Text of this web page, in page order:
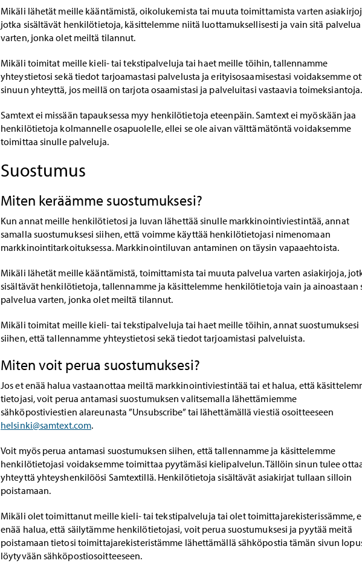
Mikäli lähetät meille kääntämistä, oikolukemista tai muuta toimittamista varten
jotka sisältävät henkilötietoja, käsittelemme niitä luottamuksellisesti ja vain sitä palvelua
varten, jonka olet meiltä tilannut.
Mikäli toimitat meille kieli- tai tekstipalveluja tai haet meille töihin, tallennamme
yhteystietosi sekä tiedot tarjoamastasi palvelusta ja erityisosaamisestasi voidaksemme
sinuun yhteyttä, jos meillä on tarjota osaamistasi ja palveluitasi vastaavia toimeksiantoja.
Samtext ei missään tapauksessa myy henkilötietoja eteenpäin. Samtext ei myöskään jaa
henkilötietoja kolmannelle osapuolelle, ellei se ole aivan välttämätöntä voidaksemme
toimittaa sinulle palveluja.
Suostumus
Miten keräämme suostumuksesi?
Kun annat meille henkilötietosi ja luvan lähettää sinulle markkinointiviestintää, annat
samalla suostumuksesi siihen, että voimme käyttää henkilötietojasi nimenomaan
markkinointitarkoituksessa. Markkinointiluvan antaminen on täysin vapaaehtoista.
Mikäli lähetät meille kääntämistä, toimittamista tai muuta palvelua varten asiakirjoja,
sisältävät henkilötietoja, tallennamme ja käsittelemme henkilötietoja vain ja ainoastaan
palvelua varten, jonka olet meiltä tilannut.
Mikäli toimitat meille kieli- tai tekstipalveluja tai haet meille töihin, annat suostumuksesi
siihen, että tallennamme yhteystietosi sekä tiedot tarjoamistasi palveluista.
Miten voit perua suostumuksesi?
Jos et enää halua vastaanottaa meiltä markkinointiviestintää tai et halua, että
tietojasi, voit perua antamasi suostumuksen valitsemalla lähettämiemme
sähköpostiviestien alareunasta ”Unsubscribe” tai lähettämällä viestiä osoitteeseen
helsinki@samtext.com.
Voit myös perua antamasi suostumuksen siihen, että tallennamme ja käsittelemme
henkilötietojasi voidaksemme toimittaa pyytämäsi kielipalvelun. Tällöin sinun tulee
yhteyttä yhteyshenkilöösi Samtextillä. Henkilötietoja sisältävät asiakirjat tullaan silloin
poistamaan.
Mikäli olet toimittanut meille kieli- tai tekstipalveluja tai olet toimittajarekisterissämme,
enää halua, että säilytämme henkilötietojasi, voit perua suostumuksesi ja pyytää meitä
poistamaan tietosi toimittajarekisteristämme lähettämällä sähköpostia tämän sivun
löytyvään sähköpostiosoitteeseen.